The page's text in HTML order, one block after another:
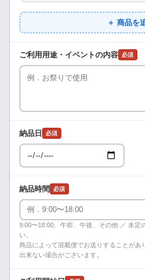
＋ 商品を
ご利用用途・イベントの内容 必須
納品日 必須
納品時間 必須
9:00〜18:00、午前、午後、その他 ／ 未定
い。
商品によって混載便でお送りすることがあ
出来ない場合がございます。